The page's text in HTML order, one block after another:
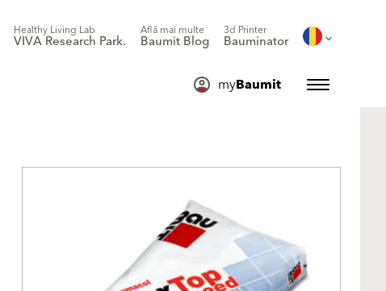
Healthy Living Lab
VIVA Research Park.
Află mai multe
Baumit Blog
3d Printer
Bauminator
myBaumit